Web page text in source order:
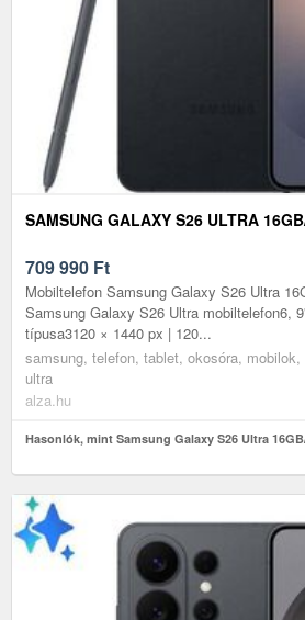
SAMSUNG GALAXY S26 ULTRA
709 990 Ft
Mobiltelefon Samsung Galaxy S26 Ultra
Samsung Galaxy S26 Ultra mobiltelefon6,
típusa3120 × 1440 px | 120...
samsung, telefon, tablet, okosóra,
ultra
alza.hu
Hasonlók, mint Samsung Galaxy S26 Ultra